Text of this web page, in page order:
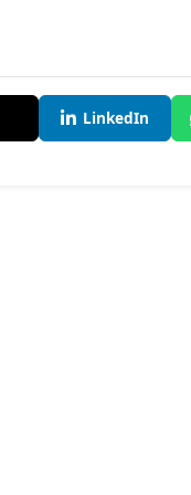
LinkedIn